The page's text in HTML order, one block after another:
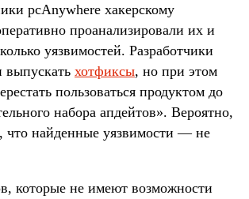
pcAnywhere хакерскому
проанализировали их и
уязвимостей. Разработчики
выпускать хотфиксы, но при этом
пользоваться продуктом до
набора апдейтов». Вероятно,
что найденные уязвимости — не
которые не имеют возможности